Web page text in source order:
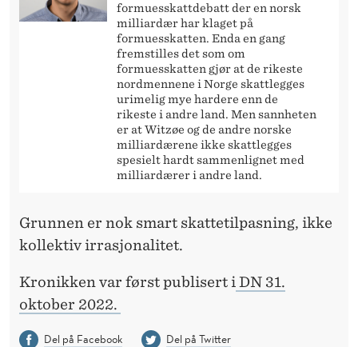
formuesskattdebatt der en norsk
milliardær har klaget på
formuesskatten. Enda en gang
fremstilles det som om
formuesskatten gjør at de rikeste
nordmennene i Norge skattlegges
urimelig mye hardere enn de
rikeste i andre land. Men sannheten
er at Witzøe og de andre norske
milliardærene ikke skattlegges
spesielt hardt sammenlignet med
milliardærer i andre land.
Grunnen er nok smart skattetilpasning, ikke
kollektiv irrasjonalitet.
Kronikken var først publisert i DN 31.
oktober 2022.
Del på Facebook
Del på Twitter